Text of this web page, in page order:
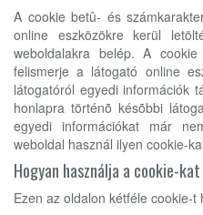
A cookie betû- és
online eszközökre kerül
weboldalakra belép. A
felismerje a látogató online
látogatóról egyedi információk
honlapra történõ késõbbi
egyedi információkat már
weboldal használ ilyen cookie-
Hogyan használja a cookie-
Ezen az oldalon kétféle cookie-t